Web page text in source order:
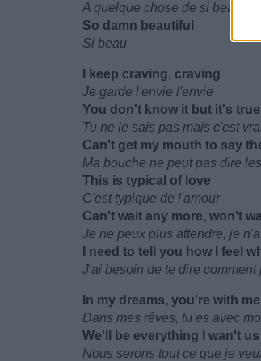
A quelque chose de si beau
So damn beautiful
Si beau
I keep craving, craving
Je garde l'envie l'envie
You don't know it but it's true
Tu ne le sais pas mais c'est
Can't get my mouth to say
Ma bouche ne peut pas dire
This is typical of love
C'est typique de l'amour
Can't wait any more, won't
Je ne peux plus attendre, je
I need to tell you how I feel
J'ai besoin de te dire
In my dreams, you're with me
Dans mes rêves, tu es avec
We'll be everything I wan't
Nous serons tout ce que je